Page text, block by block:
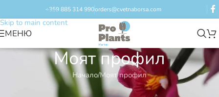
Skip to navigation
Skip to main content
+359 885 314 990orders@cvetnaborsa.com
МЕНЮ
Моят профил
Начало/Моят профил
Регистриране